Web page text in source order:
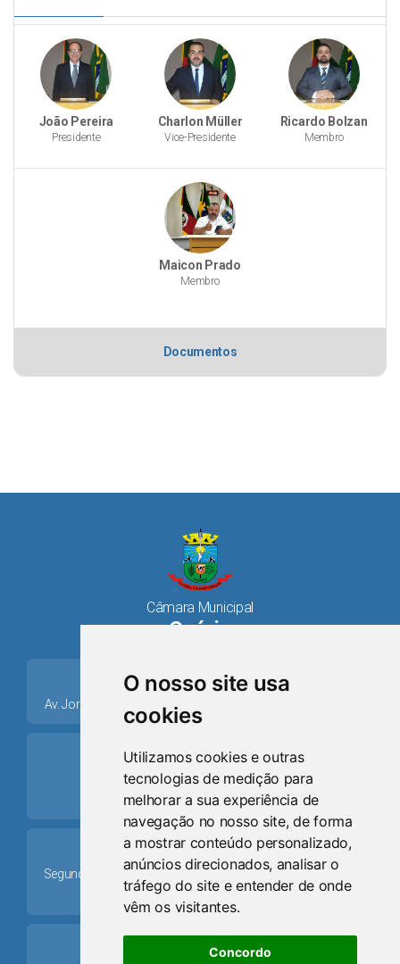
O nosso site usa
cookies
Utilizamos cookies e outras
tecnologias de medição para
melhorar a sua experiência de
navegação no nosso site, de forma
a mostrar conteúdo personalizado,
anúncios direcionados, analisar o
tráfego do site e entender de onde
vêm os visitantes.
Concordo
João Pereira
Presidente
Charlon Müller
Vice-Presidente
Ricardo Bolzan
Membro
Maicon Prado
Membro
Documentos
Câmara Municipal
Osório
place
Av. Jorge Dariva, 1211, Centro CEP: 95520.000 - Osório/RS
ring_volume
Telefone
(51) 9 8024-0884
Schedule
Segunda-feira a Sexta-feira: 08h às 12h e das 13h30min às
17h30min
mail